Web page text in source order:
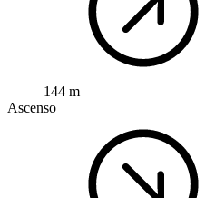
144 m
Ascenso